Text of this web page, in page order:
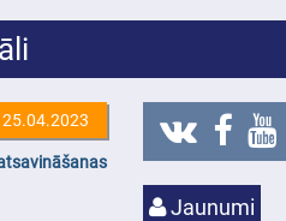
25.04.2023
Jaunumi